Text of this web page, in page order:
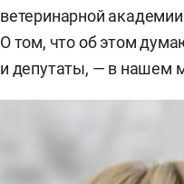
ветеринарной
О том, что об этом
и депутаты, — в нашем